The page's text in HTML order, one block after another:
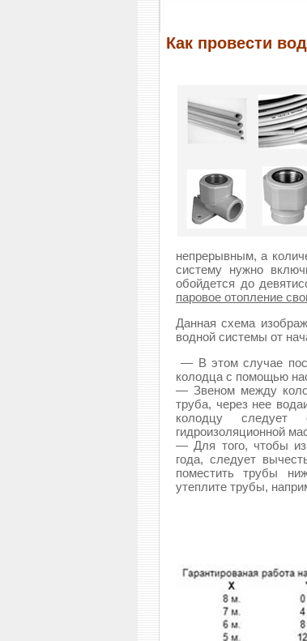
Как провести
непрерывным, а
систему нужно
обойдется до
паровое отопление
Данная схема
водной системы от
— В этом случае
колодца с помощью
— Звеном между
труба, через нее
колодцу
гидроизоляционной
— Для того, чтобы
года, следует
поместить трубы
утеплите трубы,